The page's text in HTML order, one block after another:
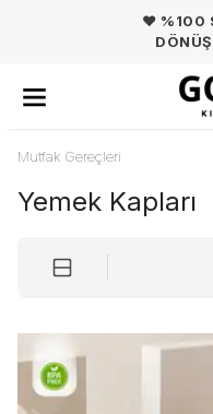
❤️ %100
Mutfak Gereçleri
Yemek Kapları